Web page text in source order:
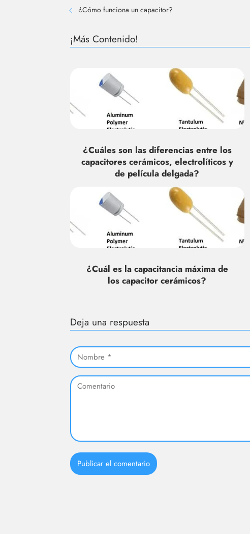
¿Cómo funciona un capacitor?
¡Más Contenido!
¿Cuáles son las diferencias entre los
capacitores cerámicos, electrolíticos y
de película delgada?
¿Cuál es la capacitancia máxima de
los capacitor cerámicos?
Deja una respuesta